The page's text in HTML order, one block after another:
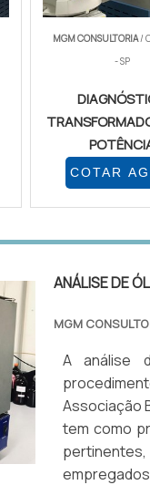
MGM CONSULTORIA/
- SP
COTAR
ANÁLISE DE
MGM
A análise
Associação
tem como